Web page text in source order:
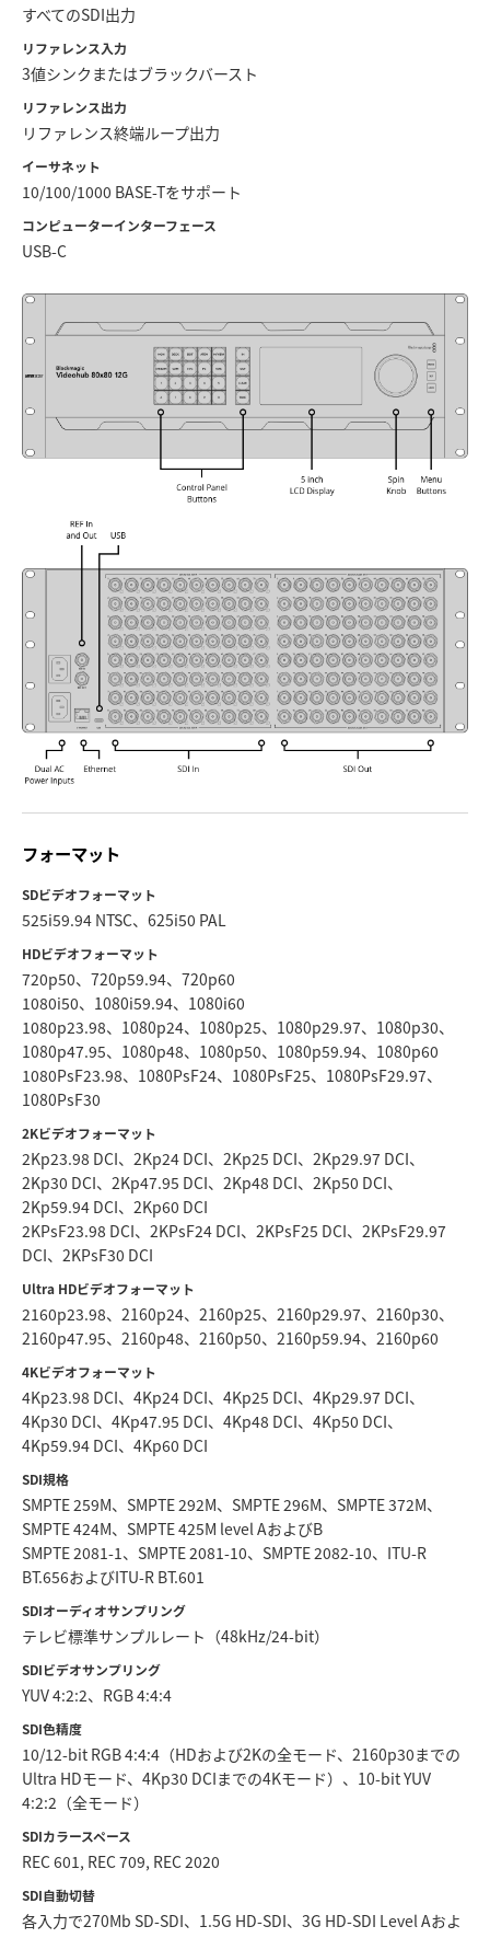
UAE
Ukraine
United Kingdom
United States
すべてのSDI出力
リファレンス入力
3値シンクまたはブラックバースト
リファレンス出力
リファレンス終端ループ出力
イーサネット
10/100/1000 BASE-Tをサポート
コンピューターインターフェース
USB-C
フォーマット
SDビデオフォーマット
525i59.94 NTSC、625i50 PAL
HDビデオフォーマット
720p50、720p59.94、720p60
1080i50、1080i59.94、1080i60
1080p23.98、1080p24、1080p25、1080p29.97、1080p30、
1080p47.95、1080p48、1080p50、1080p59.94、1080p60
1080PsF23.98、1080PsF24、1080PsF25、1080PsF29.97、
1080PsF30
2Kビデオフォーマット
2Kp23.98 DCI、2Kp24 DCI、2Kp25 DCI、2Kp29.97 DCI、
2Kp30 DCI、2Kp47.95 DCI、2Kp48 DCI、2Kp50 DCI、
2Kp59.94 DCI、2Kp60 DCI
2KPsF23.98 DCI、2KPsF24 DCI、2KPsF25 DCI、2KPsF29.97
DCI、2KPsF30 DCI
Ultra HDビデオフォーマット
2160p23.98、2160p24、2160p25、2160p29.97、2160p30、
2160p47.95、2160p48、2160p50、2160p59.94、2160p60
4Kビデオフォーマット
4Kp23.98 DCI、4Kp24 DCI、4Kp25 DCI、4Kp29.97 DCI、
4Kp30 DCI、4Kp47.95 DCI、4Kp48 DCI、4Kp50 DCI、
4Kp59.94 DCI、4Kp60 DCI
SDI規格
SMPTE 259M、SMPTE 292M、SMPTE 296M、SMPTE 372M、
SMPTE 424M、SMPTE 425M level AおよびB
SMPTE 2081-1、SMPTE 2081-10、SMPTE 2082-10、ITU‑R
BT.656およびITU‑R BT.601
SDIオーディオサンプリング
テレビ標準サンプルレート（48kHz/24-bit）
SDIビデオサンプリング
YUV 4:2:2、RGB 4:4:4
SDI色精度
10/12-bit RGB 4:4:4（HDおよび2Kの全モード、2160p30までの
Ultra HDモード、4Kp30 DCIまでの4Kモード）、10-bit YUV
4:2:2（全モード）
SDIカラースペース
REC 601, REC 709, REC 2020
SDI自動切替
各入力で270Mb SD-SDI、1.5G HD-SDI、3G HD-SDI Level Aおよ